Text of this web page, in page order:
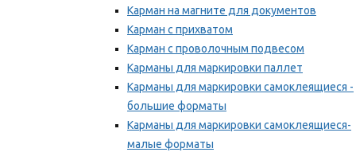
Карман на магните для документов
Карман с прихватом
Карман с проволочным подвесом
Карманы для маркировки паллет
Карманы для маркировки самоклеящиеся -
большие форматы
Карманы для маркировки самоклеящиеся-
малые форматы